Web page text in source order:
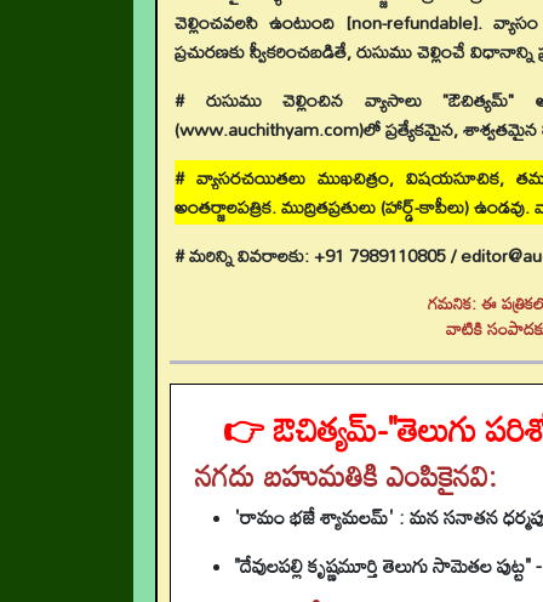
చెల్లించవలసి ఉంటుంది [non-refundable].
ప్రచురణకు స్వీకరించబడితే, రుసుము చెల్లించే
# రుసుము చెల్లించిన వ్యాసాలు
(www.auchithyam.com)లో ప్రత్యేకమైన,
# వ్యాసరచయితలు ముఖచిత్రం, విషయసూచిక, తమ
అంతర్జాలపత్రిక. ముద్రితప్రతులు (హార్డ్-కాపీలు)
# మరిన్ని వివరాలకు: +91 7989110805 /
గమనిక: ఈ
వాటికి
👉 ఔచిత్యమ్-"తెలుగు
నగదు బహుమతికి ఎంపికైనవి:
'రామం భజే శ్యామలమ్' : మన సనాతన
"దేవులపల్లి కృష్ణమూర్తి తెలుగు సామెతల